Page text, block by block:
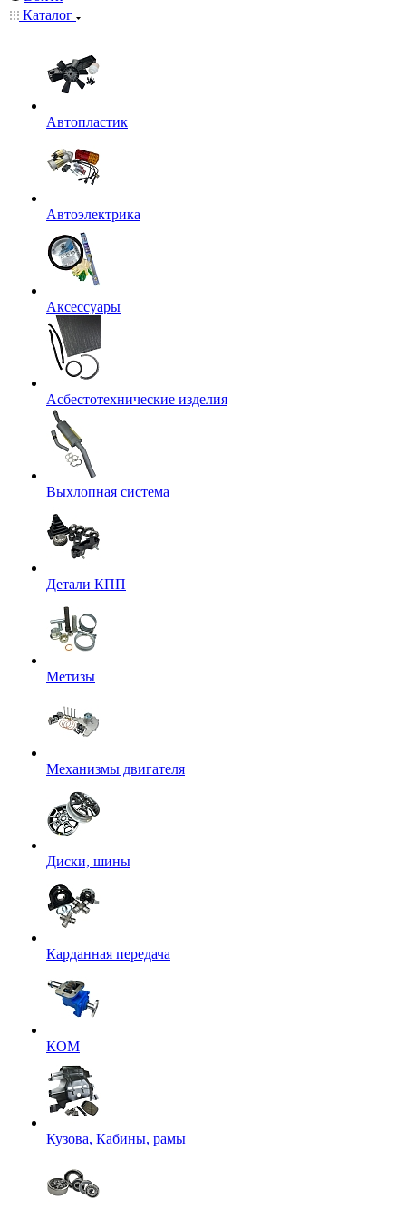
Каталог
Автопластик
Автоэлектрика
Аксессуары
Асбестотехнические изделия
Выхлопная система
Детали КПП
Метизы
Механизмы двигателя
Диски, шины
Карданная передача
КОМ
Кузова, Кабины, рамы